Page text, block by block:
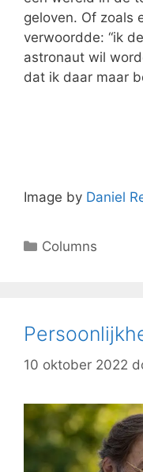
geloven. Of zoals
verwoordde: “ik
astronaut wil
dat ik daar maar
Image by Daniel
Columns
10 oktober 2022